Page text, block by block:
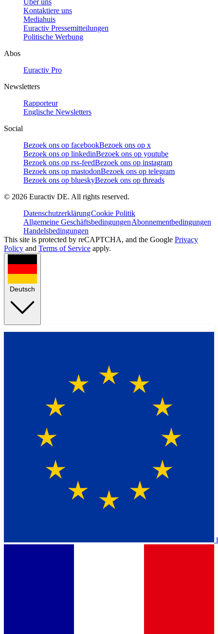
Kontaktiere uns
Mediahuis
Euractiv Pressemitteilungen
Politische Werbung
Abos
Euractiv Pro
Newsletters
Rapporteur
Englische Newsletters
Social
Bezoek ons op facebookBezoek ons op x
Bezoek ons op linkedinBezoek ons op youtube
Bezoek ons op rss-feedBezoek ons op instagram
Bezoek ons op mastodonBezoek ons op telegram
Bezoek ons op blueskyBezoek ons op threads
© 2026 Euractiv DE. All rights reserved.
DatenschutzerklärungCookie Politik
Allgemeine GeschäftsbedingungenAbonnementbedingungen
Handelsbedingungen
This site is protected by reCAPTCHA, and the Google Privacy
Policy and Terms of Service apply.
Deutsch